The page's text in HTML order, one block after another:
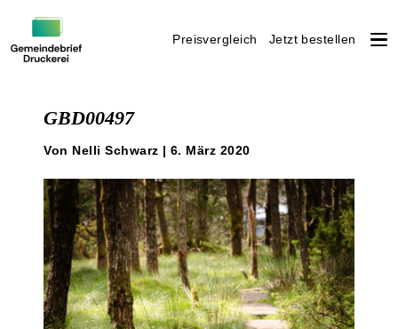
Preisvergleich Jetzt bestellen
GBD00497
Von Nelli Schwarz | 6. März 2020